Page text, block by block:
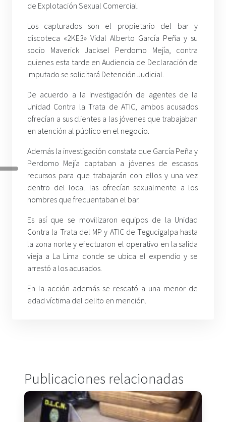
de Explotación Sexual Comercial.
Los capturados son el propietario del bar y
discoteca «2KE3» Vidal Alberto García Peña y su
socio Maverick Jacksel Perdomo Mejía, contra
quienes esta tarde en Audiencia de Declaración de
Imputado se solicitará Detención Judicial.
De acuerdo a la investigación de agentes de la
Unidad Contra la Trata de ATIC, ambos acusados
ofrecían a sus clientes a las jóvenes que trabajaban
en atención al público en el negocio.
Además la investigación constata que García Peña y
Perdomo Mejía captaban a jóvenes de escasos
recursos para que trabajarán con ellos y una vez
dentro del local las ofrecían sexualmente a los
hombres que frecuentaban el bar.
Es así que se movilizaron equipos de la Unidad
Contra la Trata del MP y ATIC de Tegucigalpa hasta
la zona norte y efectuaron el operativo en la salida
vieja a La Lima donde se ubica el expendio y se
arrestó a los acusados.
En la acción además se rescató a una menor de
edad víctima del delito en mención.
Publicaciones relacionadas